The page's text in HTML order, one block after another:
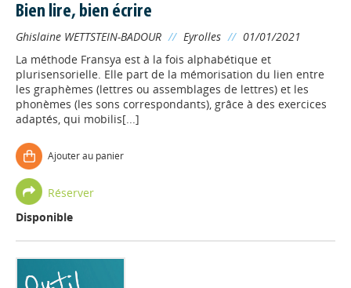
Bien lire, bien écrire
Ghislaine WETTSTEIN-BADOUR // Eyrolles // 01/01/2021
La méthode Fransya est à la fois alphabétique et
plurisensorielle. Elle part de la mémorisation du lien entre
les graphèmes (lettres ou assemblages de lettres) et les
phonèmes (les sons correspondants), grâce à des exercices
adaptés, qui mobilis[...]
Ajouter au panier
Réserver
Disponible